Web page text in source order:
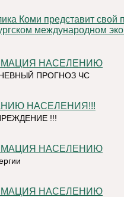
международном
НАСЕЛЕНИЮ
ПРОГНОЗ ЧС
НАСЕЛЕНИЯ!!!
!!!
НАСЕЛЕНИЮ
НАСЕЛЕНИЮ